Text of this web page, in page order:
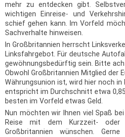
mehr zu entdecken gibt.
wichtigen Einreise- und
schief gehen kann. Im Vorfeld
Sachverhalte hinweisen.
In Großbritannien herrscht
Linksfahrgebot. Für deutsche
gewöhnungsbedürftig sein. Bitte
Obwohl Großbritannien Mitglied der
Währungsunion ist, wird hier noch in
entspricht im Durchschnitt etwa
besten im Vorfeld etwas Geld.
Nun möchten wir Ihnen viel Spaß
Reise mit dem Kurzzeit- oder
Großbritannien wünschen.